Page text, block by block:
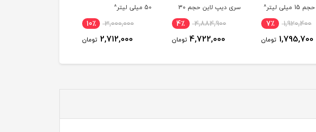
سری دیپ لاین حجم 30
لیتر^
4,884,900 4٪
4,722,000 تومان
50 میلی لیتر^
3,000,000 10٪
2,712,000 تومان
لیتر^
3,735,300 4٪
3,609,200 تومان